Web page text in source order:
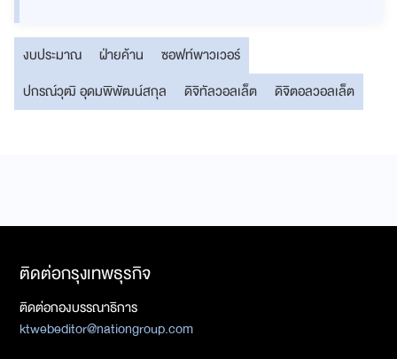
งบประมาณ ฝ่ายค้าน
ซอฟท์พาวเวอร์
ปกรณ์วุฒิ อุดมพิพัฒน์สกุล
ดิจิทัลวอลเล็ต ดิจิตอลวอลเล็ต
ติดต่อกรุงเทพธุรกิจ
ติดต่อกองบรรณาธิการ
ktwebeditor@nationgroup.com